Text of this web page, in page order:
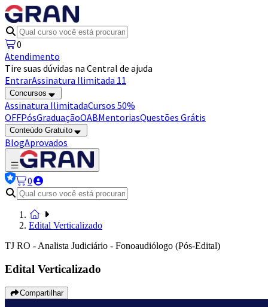
0
Atendimento
Tire suas dúvidas na Central de ajuda
EntrarAssinatura Ilimitada 11
Concursos
Assinatura IlimitadaCursos 50%
OFFPósGraduaçãoOABMentoriasQuestões Grátis
Conteúdo Gratuito
BlogAprovados
0
Edital Verticalizado
TJ RO - Analista Judiciário - Fonoaudiólogo (Pós-Edital)
Edital Verticalizado
Compartilhar